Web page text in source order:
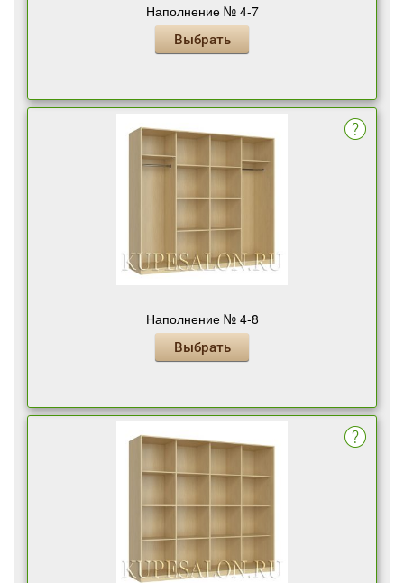
Наполнение № 4-7
Выбрать
Наполнение № 4-8
Выбрать